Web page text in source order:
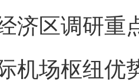
济区调研重
机场枢纽优